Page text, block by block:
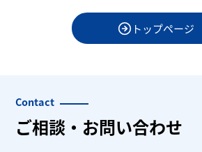
トップページ
Contact
ご相談・お問い合わせ